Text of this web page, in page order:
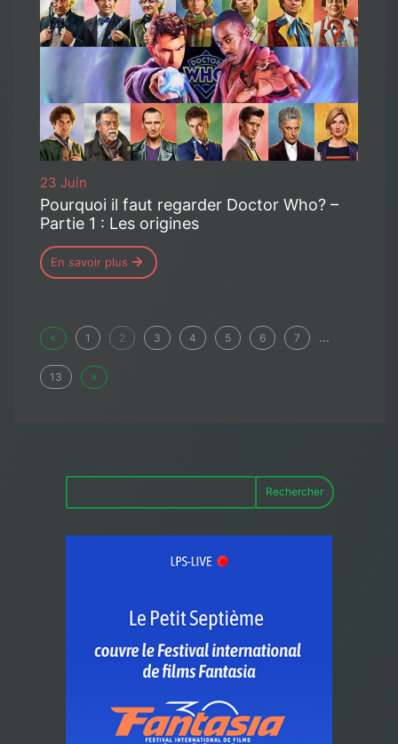
23 Juin
Pourquoi il faut regarder Doctor Who? –
Partie 1 : Les origines
En savoir plus
« 1 2 3 4 5 6 7 ...
13 »
Rechercher